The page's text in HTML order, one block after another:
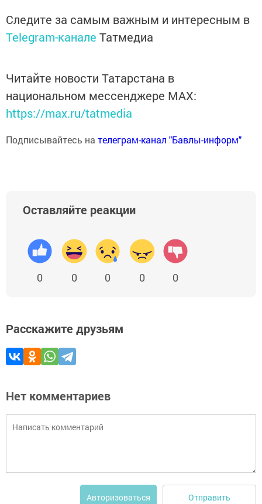
Следите за самым важным и интересным в
Telegram-канале Татмедиа
Читайте новости Татарстана в
национальном мессенджере MАХ:
https://max.ru/tatmedia
Подписывайтесь на телеграм-канал "Бавлы-информ"
Оставляйте реакции
0 0 0 0 0
Расскажите друзьям
Нет комментариев
Авторизоваться Отправить